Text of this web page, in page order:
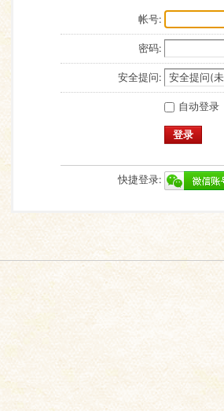
帐号:
密码:
安全提问:
自动登录
登录
快捷登录: